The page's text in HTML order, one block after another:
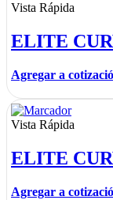
Vista Rápida
ELITE
Agregar a
Vista Rápida
ELITE
Agregar a